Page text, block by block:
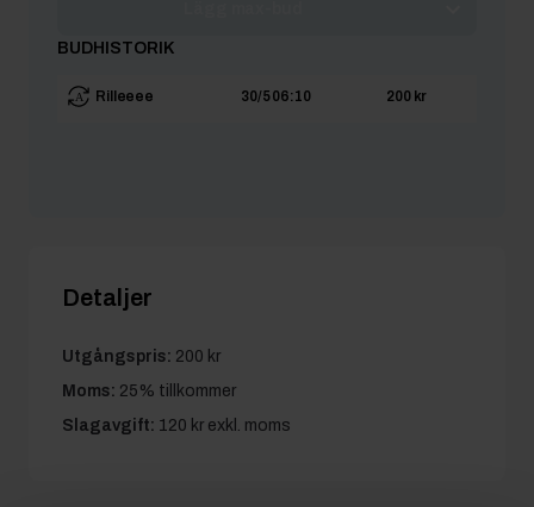
BUDHISTORIK
Rilleeee 30/5 06:10 200 kr
Detaljer
Utgångspris: 200 kr
Moms: 25% tillkommer
Slagavgift: 120 kr exkl. moms